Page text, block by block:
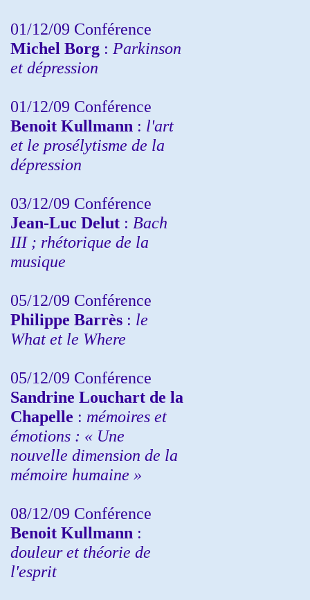
01/12/09 Conférence
Michel Borg : Parkinson
et dépression
01/12/09 Conférence
Benoit Kullmann : l'art
et le prosélytisme de la
dépression
03/12/09 Conférence
Jean-Luc Delut : Bach
III ; rhétorique de la
musique
05/12/09 Conférence
Philippe Barrès : le
What et le Where
05/12/09 Conférence
Sandrine Louchart de la
Chapelle : mémoires et
émotions : « Une
nouvelle dimension de la
mémoire humaine »
08/12/09 Conférence
Benoit Kullmann :
douleur et théorie de
l'esprit